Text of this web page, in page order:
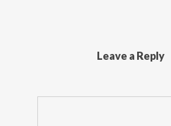
Leave a Reply